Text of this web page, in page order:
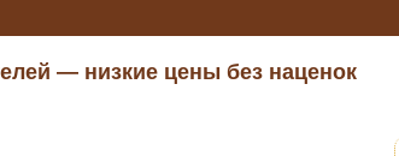
— низкие цены без наценок